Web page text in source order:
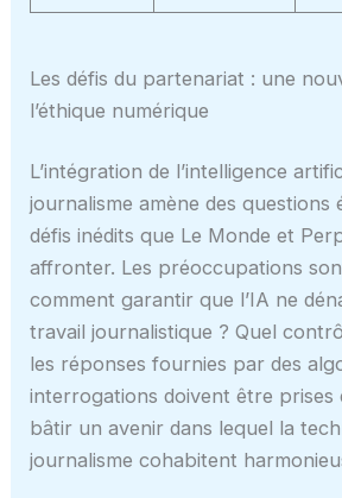
Les défis du partenariat : une
l’éthique numérique
L’intégration de l’intelligence
journalisme amène des questions
défis inédits que Le Monde et
affronter. Les préoccupations
comment garantir que l’IA ne
travail journalistique ? Quel
les réponses fournies par des
interrogations doivent être
bâtir un avenir dans lequel la
journalisme cohabitent